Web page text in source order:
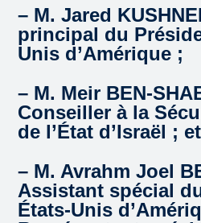
– M. Jared
principal du
Unis d’Amérique ;
– M. Meir BEN-
Conseiller à la
de l’État d’Israël ; et
– M. Avrahm Joel
Assistant spécial
États-Unis